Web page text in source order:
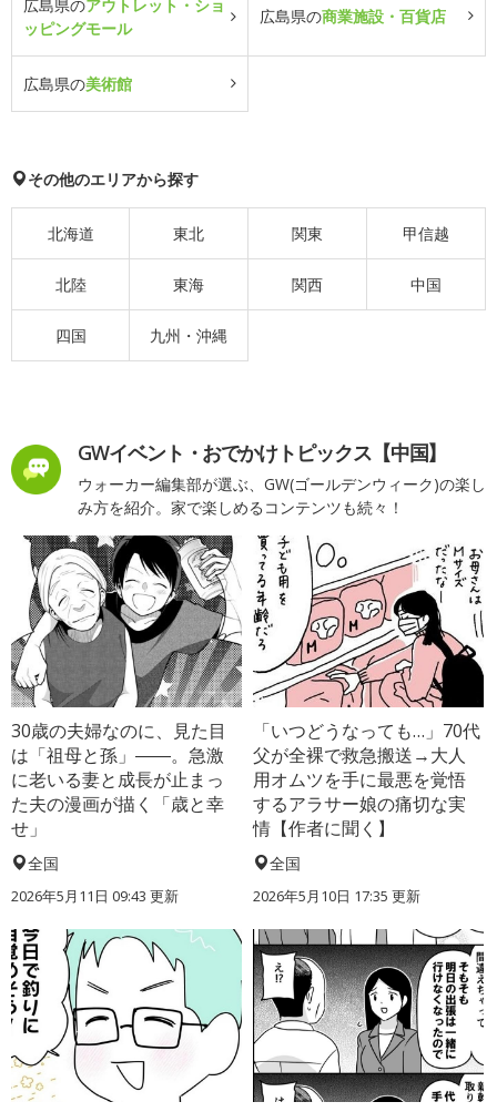
広島県のアウトレット・ショ
ッピングモール
広島県の商業施設・百貨店
広島県の美術館
その他のエリアから探す
北海道 東北 関東 甲信越
北陸 東海 関西 中国
四国 九州・沖縄
GWイベント・おでかけトピックス【中国】
ウォーカー編集部が選ぶ、GW(ゴールデンウィーク)の楽し
み方を紹介。家で楽しめるコンテンツも続々！
30歳の夫婦なのに、見た目
は「祖母と孫」――。急激
に老いる妻と成長が止まっ
た夫の漫画が描く「歳と幸
せ」
全国
2026年5月11日 09:43 更新
「いつどうなっても…」70代
父が全裸で救急搬送→大人
用オムツを手に最悪を覚悟
するアラサー娘の痛切な実
情【作者に聞く】
全国
2026年5月10日 17:35 更新